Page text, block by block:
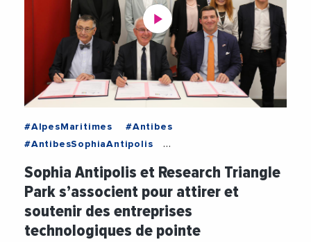
#AlpesMaritimes
#Antibes
#AntibesSophiaAntipolis
#AgglomerationDeSophiaAntipolis
#AidesAuxEntreprises
#EnergiesRenouvelables
#Entrepreneuriat
#Innovation
#IntelligenceArtificielle
Sophia Antipolis et Research Triangle
Park s’associent pour attirer et
soutenir des entreprises
technologiques de pointe